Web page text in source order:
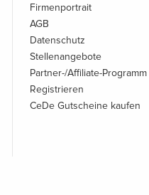
Firmenportrait
AGB
Datenschutz
Stellenangebote
Partner-/Affiliate-Programm
Registrieren
CeDe Gutscheine kaufen